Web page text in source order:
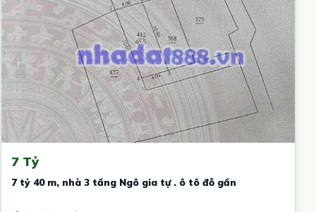
7 Tỷ
7 tỷ 40 m, nhà 3 tầng Ngô gia tự . ô tô đỗ gần